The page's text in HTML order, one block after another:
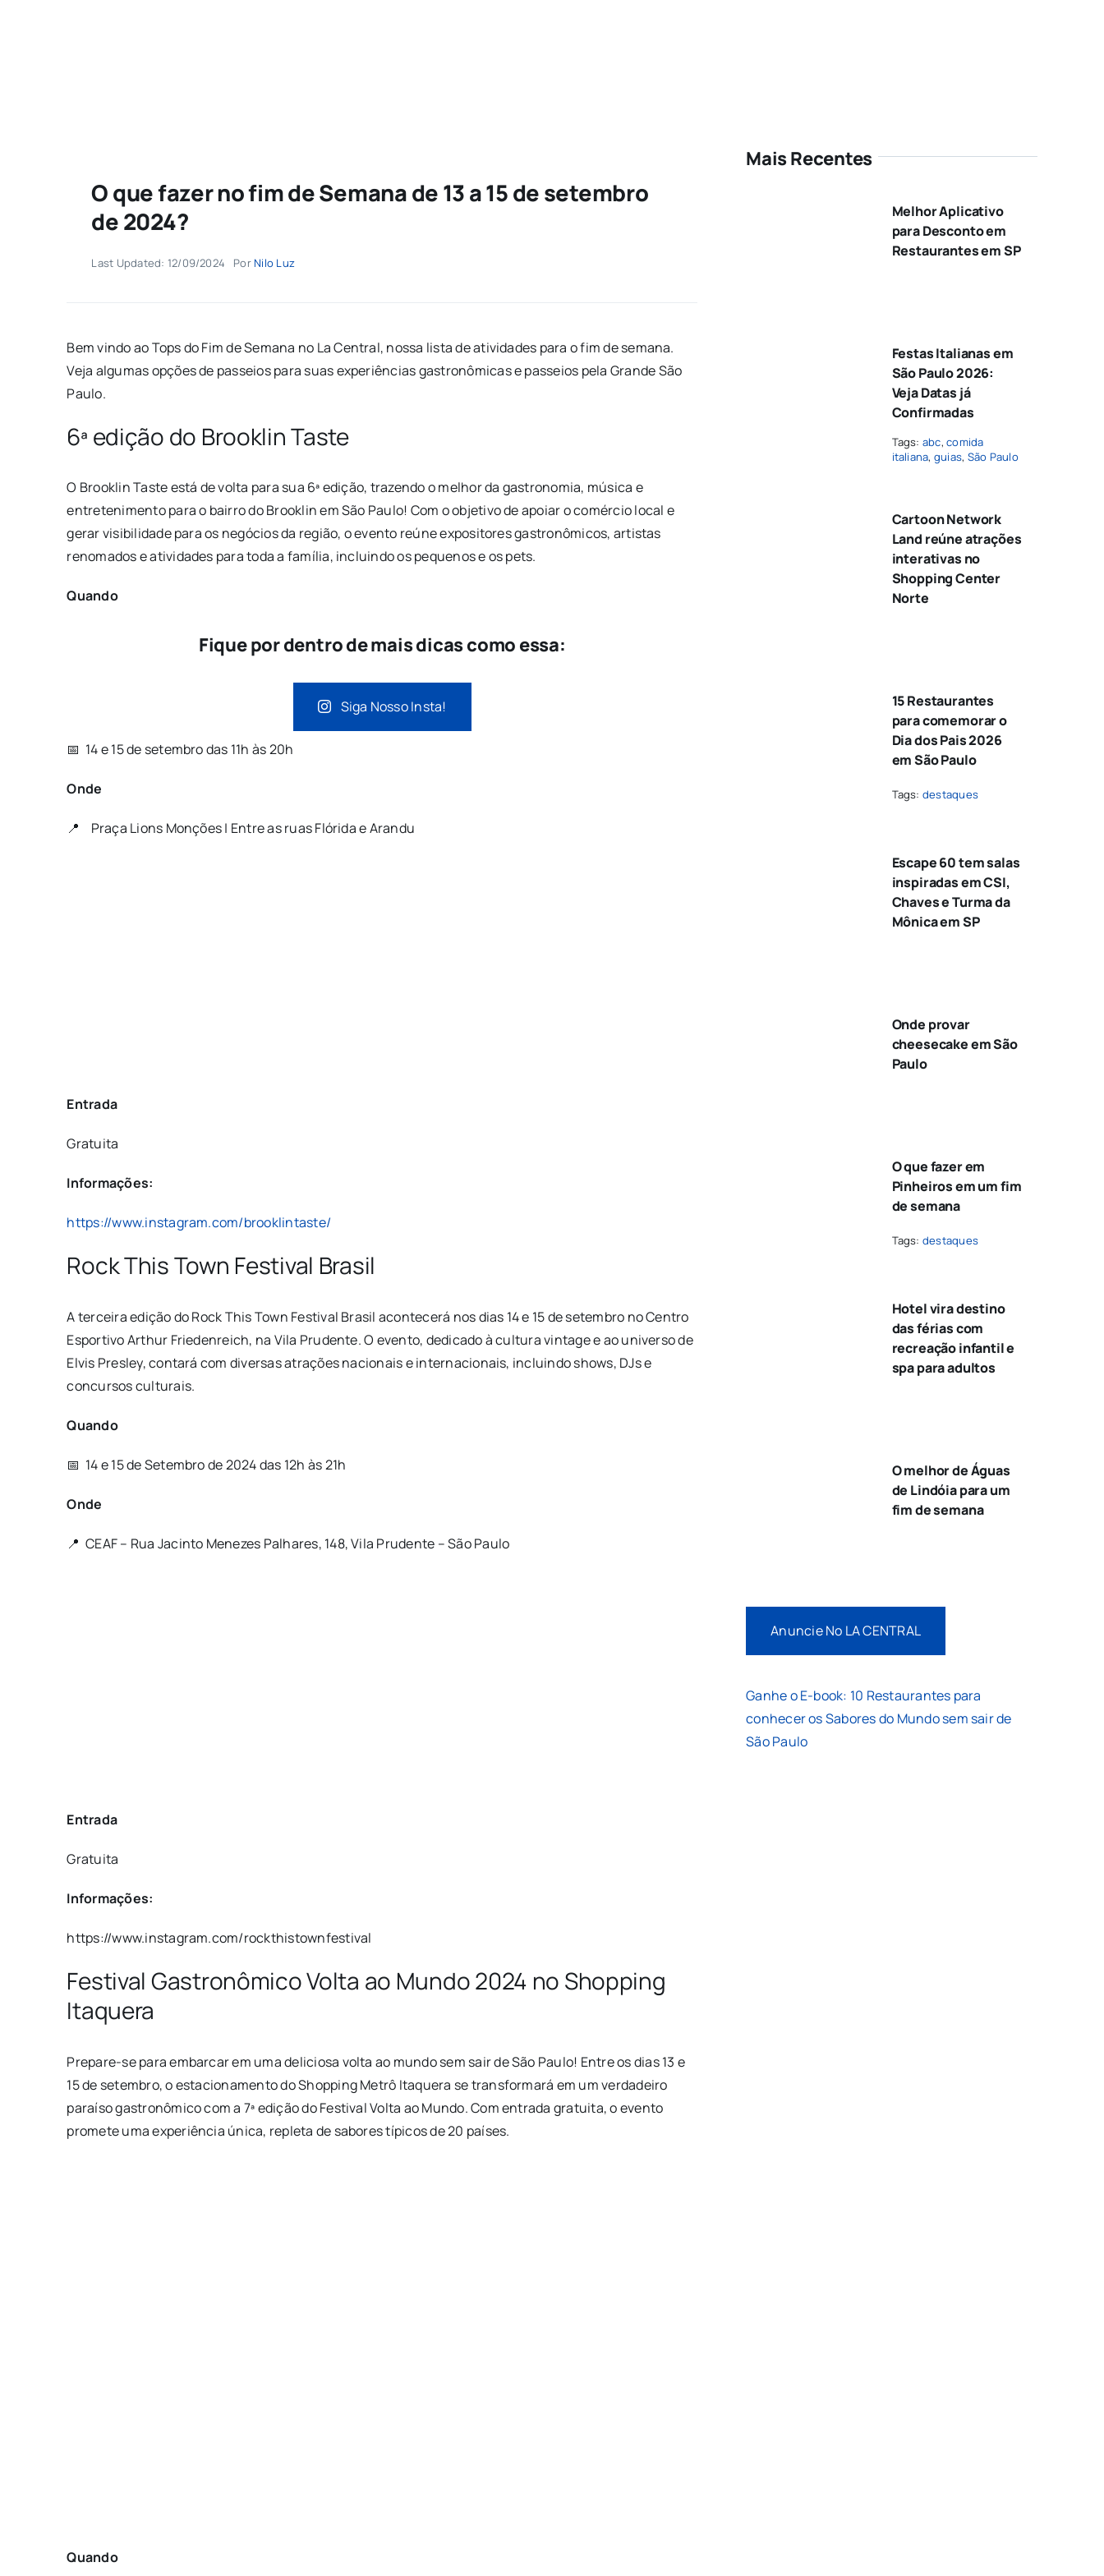
O que fazer no fim de Semana de 13 a 15 de setembro
de 2024?
Last Updated: 12/09/2024 PorNilo Luz
Bem vindo ao Tops do Fim de Semana no La Central, nossa lista de atividades para o fim de semana.
Veja algumas opções de passeios para suas experiências gastronômicas e passeios pela Grande São
Paulo.
6ª edição do Brooklin Taste
O Brooklin Taste está de volta para sua 6ª edição, trazendo o melhor da gastronomia, música e
entretenimento para o bairro do Brooklin em São Paulo! Com o objetivo de apoiar o comércio local e
gerar visibilidade para os negócios da região, o evento reúne expositores gastronômicos, artistas
renomados e atividades para toda a família, incluindo os pequenos e os pets.
Quando
Fique por dentro de mais dicas como essa:
Siga Nosso Insta!
📅 14 e 15 de setembro das 11h às 20h
Onde
📍 Praça Lions Monções | Entre as ruas Flórida e Arandu
Entrada
Gratuita
Informações:
https://www.instagram.com/brooklintaste/
Rock This Town Festival Brasil
A terceira edição do Rock This Town Festival Brasil acontecerá nos dias 14 e 15 de setembro no Centro
Esportivo Arthur Friedenreich, na Vila Prudente. O evento, dedicado à cultura vintage e ao universo de
Elvis Presley, contará com diversas atrações nacionais e internacionais, incluindo shows, DJs e
concursos culturais.
Quando
📅 14 e 15 de Setembro de 2024 das 12h às 21h
Onde
📍 CEAF – Rua Jacinto Menezes Palhares, 148, Vila Prudente – São Paulo
Entrada
Gratuita
Informações:
https://www.instagram.com/rockthistownfestival
Festival Gastronômico Volta ao Mundo 2024 no Shopping
Itaquera
Prepare-se para embarcar em uma deliciosa volta ao mundo sem sair de São Paulo! Entre os dias 13 e
15 de setembro, o estacionamento do Shopping Metrô Itaquera se transformará em um verdadeiro
paraíso gastronômico com a 7ª edição do Festival Volta ao Mundo. Com entrada gratuita, o evento
promete uma experiência única, repleta de sabores típicos de 20 países.
Quando
Mais Recentes
Melhor Aplicativo
para Desconto em
Restaurantes em SP
Festas Italianas em
São Paulo 2026:
Veja Datas já
Confirmadas
Tags: abc,comida
italiana, guias, São Paulo
Cartoon Network
Land reúne atrações
interativas no
Shopping Center
Norte
15 Restaurantes
para comemorar o
Dia dos Pais 2026
em São Paulo
Tags: destaques
Escape 60 tem salas
inspiradas em CSI,
Chaves e Turma da
Mônica em SP
Onde provar
cheesecake em São
Paulo
O que fazer em
Pinheiros em um fim
de semana
Tags: destaques
Hotel vira destino
das férias com
recreação infantil e
spa para adultos
O melhor de Águas
de Lindóia para um
fim de semana
Anuncie No LA CENTRAL
Ganhe o E-book: 10 Restaurantes para
conhecer os Sabores do Mundo sem sair de
São Paulo